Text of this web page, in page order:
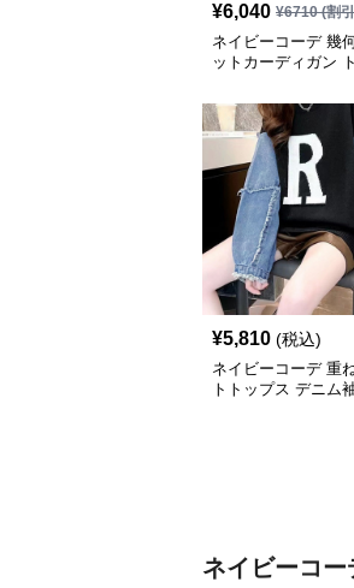
¥6,040 ¥6710(割
ネイビーコーデ 幾
ットカーディガン
¥5,810 (税込)
ネイビーコーデ 重
トトップス デニム
ネイビーコー